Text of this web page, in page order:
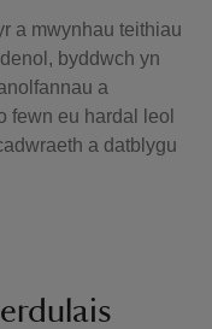
a mwynhau teithiau
byddwch yn
a
fewn eu hardal leol
a datblygu